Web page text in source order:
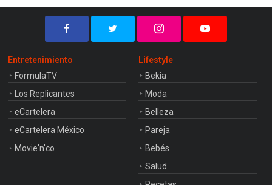
Entretenimiento
FormulaTV
Los Replicantes
eCartelera
eCartelera México
Movie'n'co
Lifestyle
Bekia
Moda
Belleza
Pareja
Bebés
Salud